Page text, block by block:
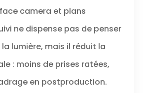
camera et plans
ne dispense pas de penser
lumière, mais il réduit la
: moins de prises ratées,
en postproduction.